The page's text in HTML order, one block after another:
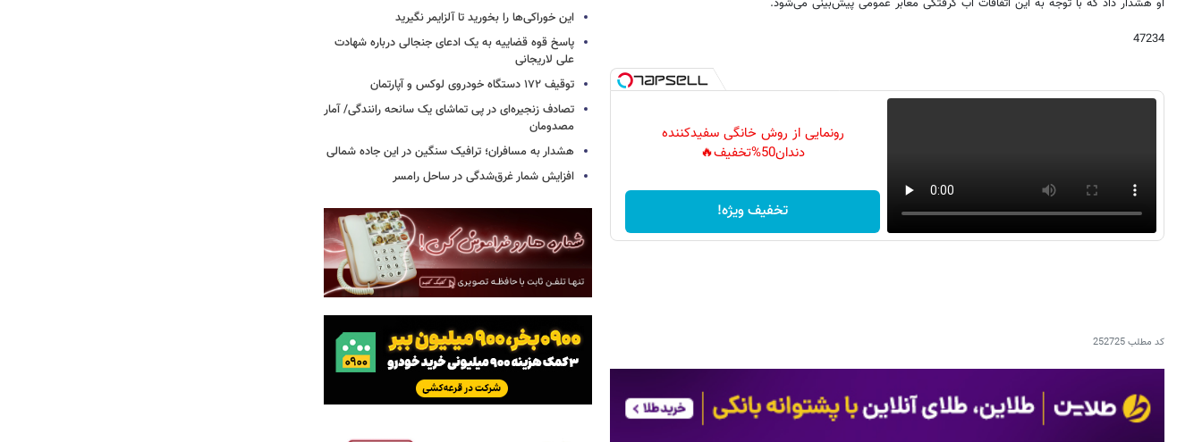
او هشدار داد که با توجه به این اتفاقات آب گرفتگی معابر عمومی پیش‌بینی می‌شود.
47234
رونمایی از روش خانگی سفیدکننده
دندان50%تخفیف🔥
تخفیف ویژه!
کد مطلب252725
این خوراکی‌ها را بخورید تا آلزایمر نگیرید
پاسخ قوه قضاییه به یک ادعای جنجالی درباره شهادت
علی لاریجانی
توقیف ۱۷۲ دستگاه خودروی لوکس و آپارتمان
تصادف زنجیره‌ای در پی تماشای یک سانحه رانندگی/ آمار
مصدومان
هشدار به مسافران؛ ترافیک سنگین در این جاده شمالی
افزایش شمار غرق‌شدگی در ساحل رامسر